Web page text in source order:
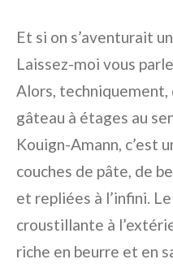
Et si on s’aventurait
Laissez-moi vous
Alors, techniquement,
gâteau à étages au
Kouign-Amann, c’est
couches de pâte, de
et repliées à l’infini.
croustillante à
riche en beurre et en